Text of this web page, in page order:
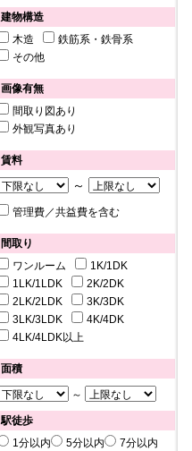
建物構造
木造
鉄筋系・鉄骨系
その他
画像有無
間取り図あり
外観写真あり
賃料
～
管理費／共益費を含む
間取り
ワンルーム
1K/1DK
1LK/1LDK
2K/2DK
2LK/2LDK
3K/3DK
3LK/3LDK
4K/4DK
4LK/4LDK以上
面積
～
駅徒歩
1分以内
5分以内
7分以内